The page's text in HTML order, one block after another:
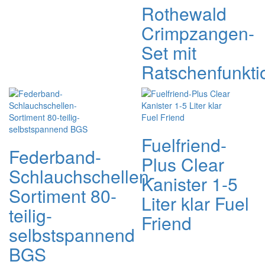
Rothewald
Crimpzangen-
Set mit
Federband-
Schlauchschellen-
Sortiment 80-
teilig-
selbstspannend
BGS
Fuelfriend-
Plus Clear
Kanister 1-5
Liter klar Fuel
Friend